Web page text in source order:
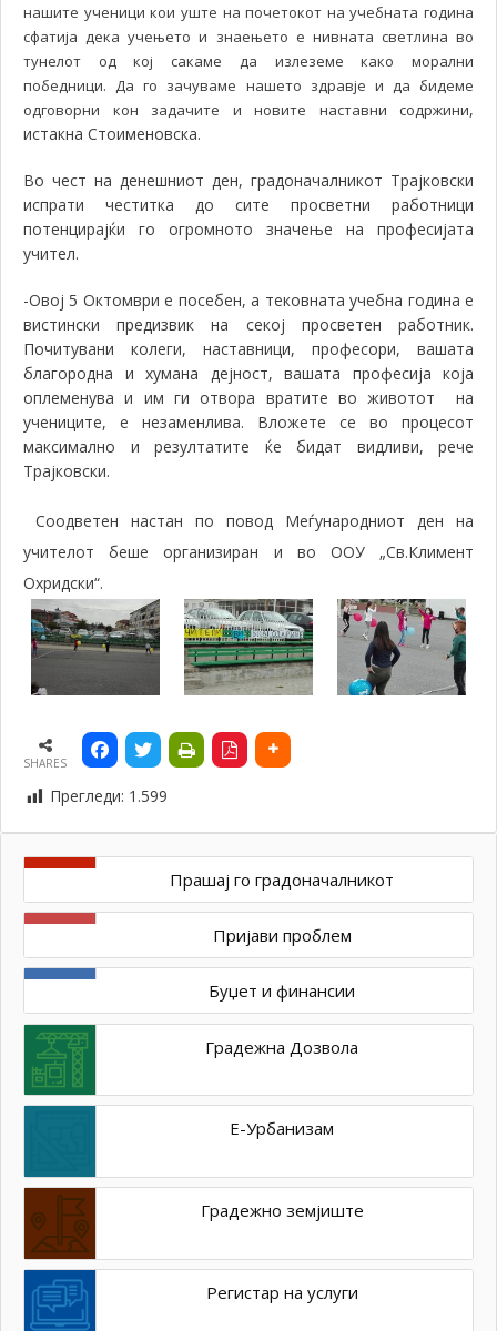
нашите ученици кои уште на почетокот на учебната година
сфатија дека учењето и знаењето е нивната светлина во
тунелот од кој сакаме да излеземе како морални
победници. Да го зачуваме нашето здравје и да бидеме
одговорни кон задачите и новите наставни содржини,
истакна Стоименовска.
Во чест на денешниот ден, градоначалникот Трајковски
испрати честитка до сите просветни работници
потенцирајќи го огромното значење на професијата
учител.
-Овој 5 Октомври е посебен, а тековната учебна година е
вистински предизвик на секој просветен работник.
Почитувани колеги, наставници, професори, вашата
благородна и хумана дејност, вашата професија која
оплеменува и им ги отвора вратите во животот на
учениците, е незаменлива. Вложете се во процесот
максимално и резултатите ќе бидат видливи, рече
Трајковски.
Соодветен настан по повод Меѓународниот ден на
учителот беше организиран и во ООУ „Св.Климент
Охридски“.
SHARES
Прегледи: 1.599
Прашај го градоначалникот
Пријави проблем
Буџет и финансии
Градежна Дозвола
Е-Урбанизам
Градежно земјиште
Регистар на услуги